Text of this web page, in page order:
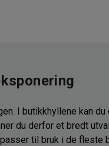
I butikkhyllene kan
du derfor et bredt
til bruk i de fleste